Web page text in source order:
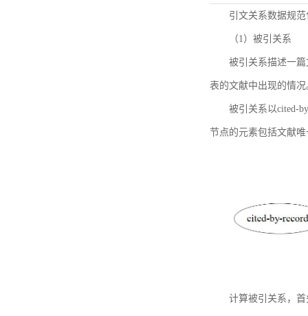
引文关系数据规
（1）被引关系
被引关系描述一
表的文献中出现的情况
被引关系以cited-
节点的元素包括文献
计算被引关系，